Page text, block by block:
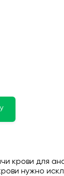
крови для
нужно